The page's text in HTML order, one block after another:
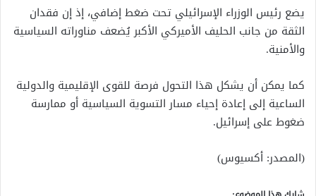
يضع رئيس الوزراء الإسرائيلي تحت ضغط إضافي، إذ إن فقدان
الثقة من جانب الحليف الأميركي الأكبر يُضعف مناوراته السياسية
والأمنية.
كما يمكن أن يشكل هذا التحول فرصة للقوى الإقليمية والدولية
الساعية إلى إعادة إحياء مسار التسوية السياسية أو ممارسة
ضغوط على إسرائيل.
(المصدر: أكسيوس)